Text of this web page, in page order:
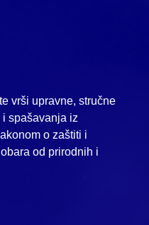
vrši upravne, stručne
spašavanja iz
o zaštiti i
od prirodnih i